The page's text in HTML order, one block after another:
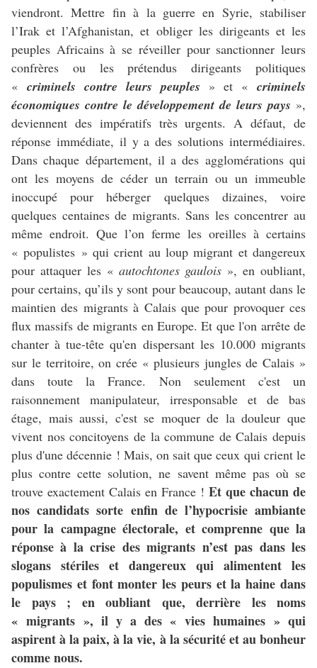
viendront. Mettre fin à la guerre en Syrie, stabiliser
l’Irak et l’Afghanistan, et obliger les dirigeants et les
peuples Africains à se réveiller pour sanctionner leurs
confrères ou les prétendus dirigeants politiques
« criminels contre leurs peuples » et « criminels
économiques contre le développement de leurs pays »,
deviennent des impératifs très urgents. A défaut, de
réponse immédiate, il y a des solutions intermédiaires.
Dans chaque département, il a des agglomérations qui
ont les moyens de céder un terrain ou un immeuble
inoccupé pour héberger quelques dizaines, voire
quelques centaines de migrants. Sans les concentrer au
même endroit. Que l’on ferme les oreilles à certains
« populistes » qui crient au loup migrant et dangereux
pour attaquer les « autochtones gaulois »,en oubliant,
pour certains, qu’ils y sont pour beaucoup, autant dans le
maintien des migrants à Calais que pour provoquer ces
flux massifs de migrants en Europe. Et que l'on arrête de
chanter à tue-tête qu'en dispersant les 10.000 migrants
sur le territoire, on crée « plusieurs jungles de Calais »
dans toute la France. Non seulement c'est un
raisonnement manipulateur, irresponsable et de bas
étage, mais aussi, c'est se moquer de la douleur que
vivent nos concitoyens de la commune de Calais depuis
plus d'une décennie ! Mais, on sait que ceux qui crient le
plus contre cette solution, ne savent même pas où se
trouve exactement Calais en France ! Et que chacun de
nos candidats sorte enfin de l’hypocrisie ambiante
pour la campagne électorale, et comprenne que la
réponse à la crise des migrants n’est pas dans les
slogans stériles et dangereux qui alimentent les
populismes et font monter les peurs et la haine dans
le pays ; en oubliant que, derrière les noms
« migrants », il y a des « vies humaines » qui
aspirent à la paix, à la vie, à la sécurité et au bonheur
comme nous.